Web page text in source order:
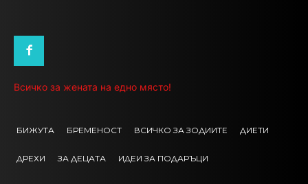
Всичко за жената на едно място!
БИЖУТА БРЕМЕНОСТ ВСИЧКО ЗА ЗОДИИТЕ ДИЕТИ
ДРЕХИ ЗА ДЕЦАТА ИДЕИ ЗА ПОДАРЪЦИ